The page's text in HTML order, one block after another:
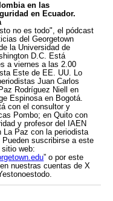
en las
en Ecuador.
no es todo", el pódcast
del Georgetown
la Universidad de
D.C. Está
a viernes a las 2.00
Este de EE. UU. Lo
Juan Carlos
Rodríguez Niell en
Espinosa en Bogotá.
con el consultor y
Pombo; en Quito con
y profesor del IAEN
La Paz con la periodista
Pueden suscribirse a este
web:
” o por este
nuestras cuentas de X